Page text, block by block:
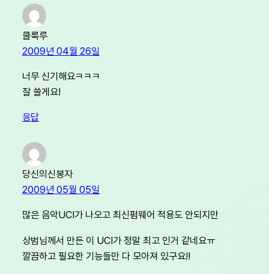
쿨룩루
2009년 04월 26일
너무 신기해요ㅋㅋㅋ
잘 쓸게요!
응답
당신의신봉자
2009년 05월 05일
많은 음악UCI가 나오고 최신펌웨어 적용도 안되지만
상범님께서 만든 이 UCI가 정말 최고 인거 같네요ㅠ
깔끔하고 필요한 기능들만 다 모아져 있구요!!